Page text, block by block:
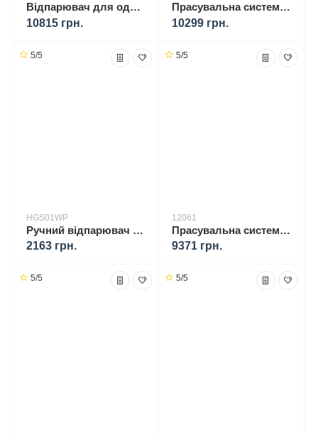
Відпарювач для одягу YOER X-Impressive GS01P
10815 грн.
Прасувальна система BRAUN IS 7155 WH 00000014181
10299 грн.
5/5
HGS01WP
Ручний відпарювач YOER X-Smooth HGS01WP
2163 грн.
5/5
12061
Прасувальна система BRAUN IS 5044 BK 00000012061
9371 грн.
5/5 5/5